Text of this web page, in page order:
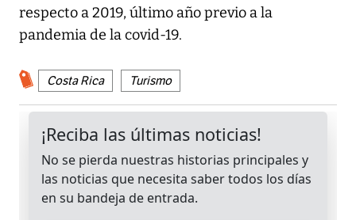
respecto a 2019, último año previo a la
pandemia de la covid-19.
Costa Rica Turismo